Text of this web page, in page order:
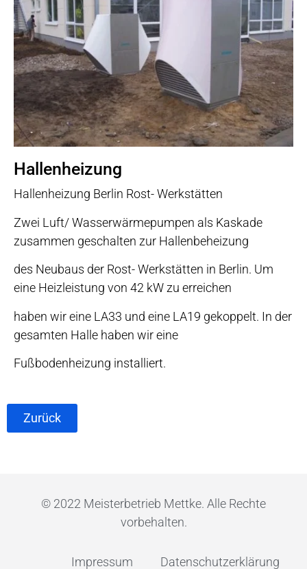
Hallenheizung
Hallenheizung Berlin Rost- Werkstätten
Zwei Luft/ Wasserwärmepumpen als Kaskade
zusammen geschalten zur Hallenbeheizung
des Neubaus der Rost- Werkstätten in Berlin. Um
eine Heizleistung von 42 kW zu erreichen
haben wir eine LA33 und eine LA19 gekoppelt. In der
gesamten Halle haben wir eine
Fußbodenheizung installiert.
Zurück
© 2022 Meisterbetrieb Mettke. Alle Rechte
vorbehalten.
Impressum
Datenschutzerklärung